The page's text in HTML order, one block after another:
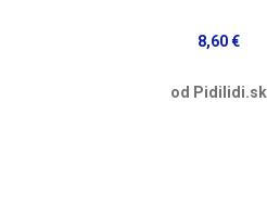
8,60 €
od Pidilidi.sk